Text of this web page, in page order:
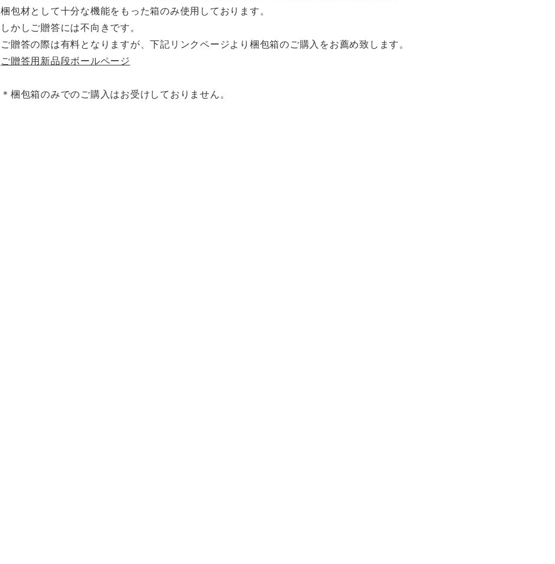
梱包材として十分な機能をもった箱のみ使用しております。
しかしご贈答には不向きです。
ご贈答の際は有料となりますが、下記リンクページより梱包箱のご購入をお薦め致します。
ご贈答用新品段ボールページ
＊梱包箱のみでのご購入はお受けしておりません。